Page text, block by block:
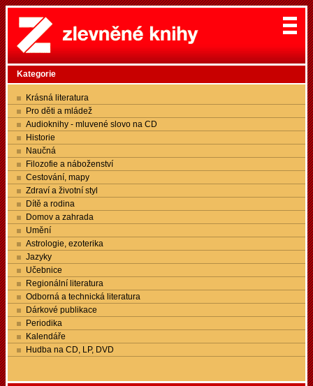
Kategorie
Krásná literatura
Pro děti a mládež
Audioknihy - mluvené slovo na CD
Historie
Naučná
Filozofie a náboženství
Cestování, mapy
Zdraví a životní styl
Dítě a rodina
Domov a zahrada
Umění
Astrologie, ezoterika
Jazyky
Učebnice
Regionální literatura
Odborná a technická literatura
Dárkové publikace
Periodika
Kalendáře
Hudba na CD, LP, DVD